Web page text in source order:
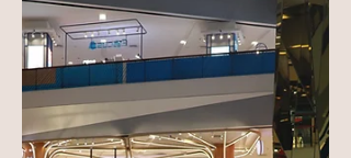
FAIR 2026 มหกรรมยกระดับ SMEs ไทย
เติบโตอย่างยั่งยืนไปกับ OSS” ครั้งที่ 4 ณ
ศูนย์การค้าเซ็นทรัล หาดใหญ่ จังหวัด
สงขลา ระหว่างวันที่ 31 กรกฎาคม – 2
สิงหาคม 2569 โดยสามารถสร้างมูลค่า
ทางเศรษฐกิจหมุนเวียนในพื้นที่กว่า 5